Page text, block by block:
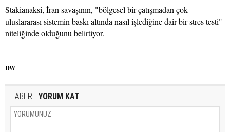
Stakianaksi, İran savaşının, "bölgesel bir çatışmadan çok
uluslararası sistemin baskı altında nasıl işlediğine dair bir stres testi"
niteliğinde olduğunu belirtiyor.
DW
HABERE YORUM KAT